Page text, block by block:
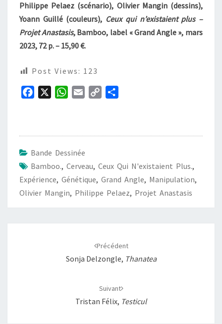
Philippe Pelaez (scénario), Olivier Mangin (dessins),
Yoann Guillé (couleurs), Ceux qui n’existaient plus –
Projet Anastasis, Bamboo, label « Grand Angle », mars
2023, 72 p. – 15,90 €.
Post Views: 123
o
o
k
W
A
p
p
n
k
e
r
Bande Dessinée
Bamboo., Cerveau, Ceux Qui N'existaient Plus.,
Expérience, Génétique, Grand Angle, Manipulation,
Olivier Mangin, Philippe Pelaez, Projet Anastasis
Précédent
Sonja Delzongle, Thanatea
Suivant
Tristan Félix, Testicul